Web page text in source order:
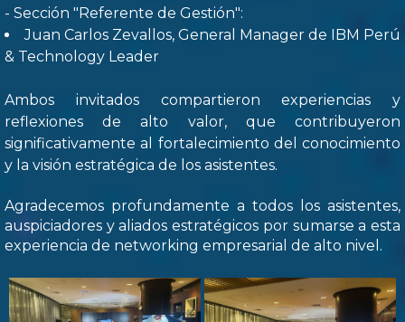
- Sección "Referente de Gestión":
Juan Carlos Zevallos, General Manager de IBM Perú
& Technology Leader
Ambos invitados compartieron experiencias y
reflexiones de alto valor, que contribuyeron
significativamente al fortalecimiento del conocimiento
y la visión estratégica de los asistentes.
Agradecemos profundamente a todos los asistentes,
auspiciadores y aliados estratégicos por sumarse a esta
experiencia de networking empresarial de alto nivel.